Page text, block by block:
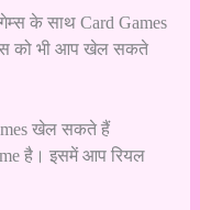
के साथ Card Games
को भी आप खेल सकते
खेल सकते हैं
है। इसमें आप रियल